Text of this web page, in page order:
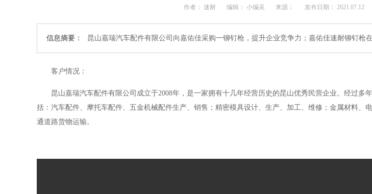
作者： 速耐 编辑： 小编吴 来源： 发布日期： 2021.07.12
信息摘要： 昆山嘉瑞汽车配件有限公司向嘉佑佳采购一铆钉枪，提升企业竞争力；嘉佑佳速耐铆钉枪
客户情况：
昆山嘉瑞汽车配件有限公司成立于2008年，是一家拥有十几年经营历史的昆山优秀民营企业。经过多
括：汽车配件、摩托车配件、五金机械配件生产、销售；精密模具设计、生产、加工、维修；金属材料、
通道路货物运输。